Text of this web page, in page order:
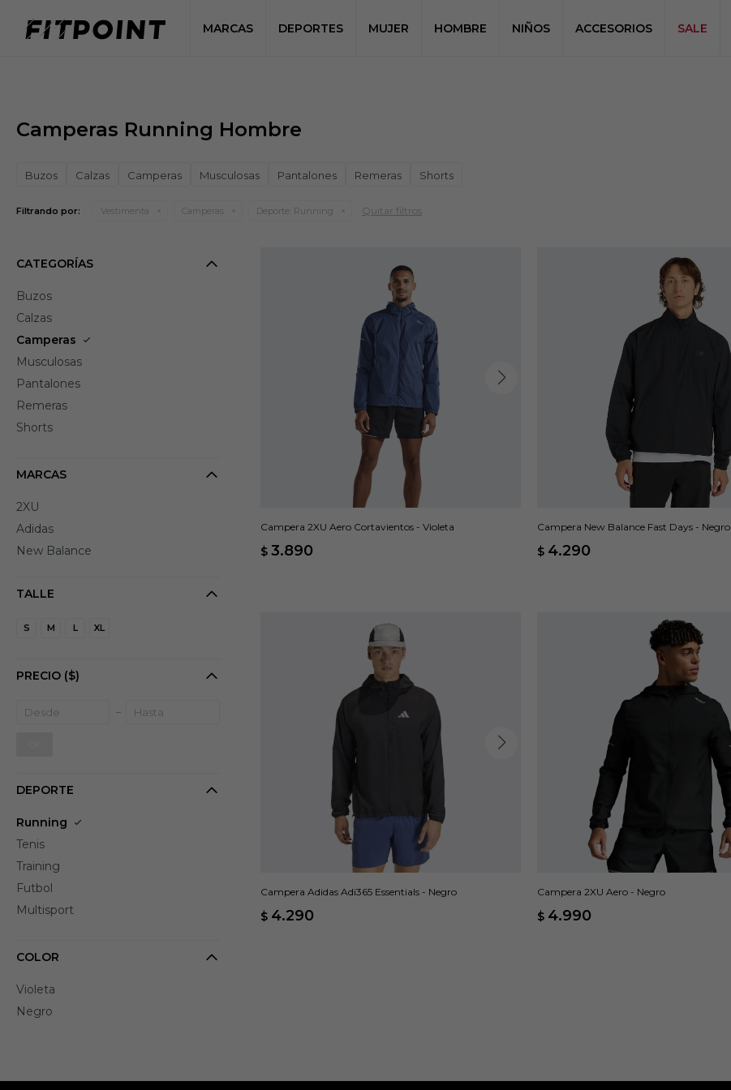
MARCAS DEPORTES MUJER HOMBRE NIÑOS ACCESORIOS SALE
Camperas Running Hombre
Buzos Calzas Camperas Musculosas Pantalones Remeras Shorts
Filtrando por: Vestimenta Camperas Deporte: Running Quitar filtros
Campera 2XU Aero Cortavientos - Violeta
$ 3.890
Campera New Balance Fast Days - Negro
$ 4.290
Campera Adidas Adi365 Essentials - Negro
$ 4.290
Campera 2XU Aero - Negro
$ 4.990
CATEGORÍAS
Buzos
Calzas
Camperas
Musculosas
Pantalones
Remeras
Shorts
MARCAS
2XU
Adidas
New Balance
TALLE
S M L XL
PRECIO ($)
DEPORTE
Running
Tenis
Training
Futbol
Multisport
COLOR
Violeta
Negro